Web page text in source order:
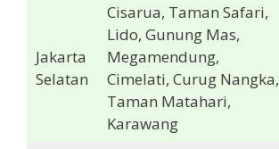
Jakarta
Selatan
Cisarua, Taman Safari,
Lido, Gunung Mas,
Megamendung,
Cimelati, Curug Nangka,
Taman Matahari,
Karawang